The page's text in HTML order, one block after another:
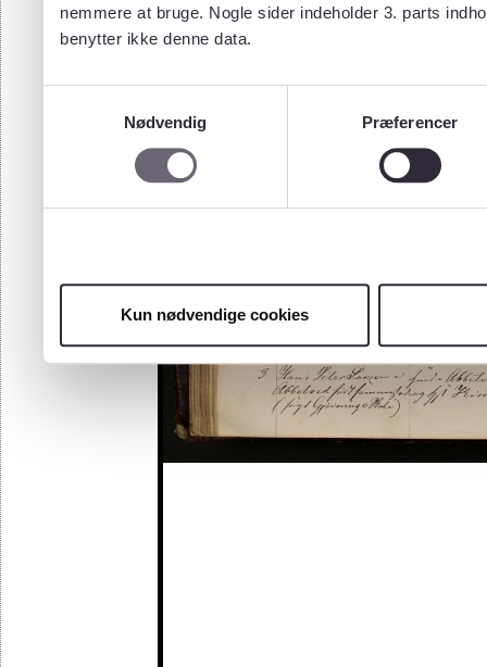
nemmere at bruge. Nogle sider indeholder 3. parts
benytter ikke denne data.
Nødvendig
Præferencer
Kun nødvendige cookies